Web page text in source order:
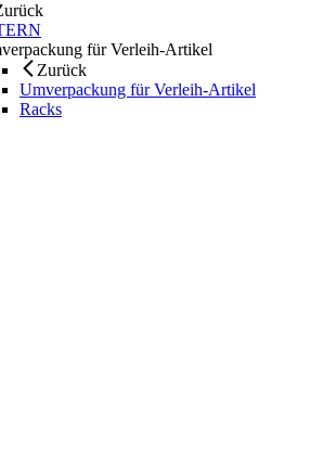
für Verleih-Artikel
Zurück
Umverpackung für Verleih-Artikel
Racks